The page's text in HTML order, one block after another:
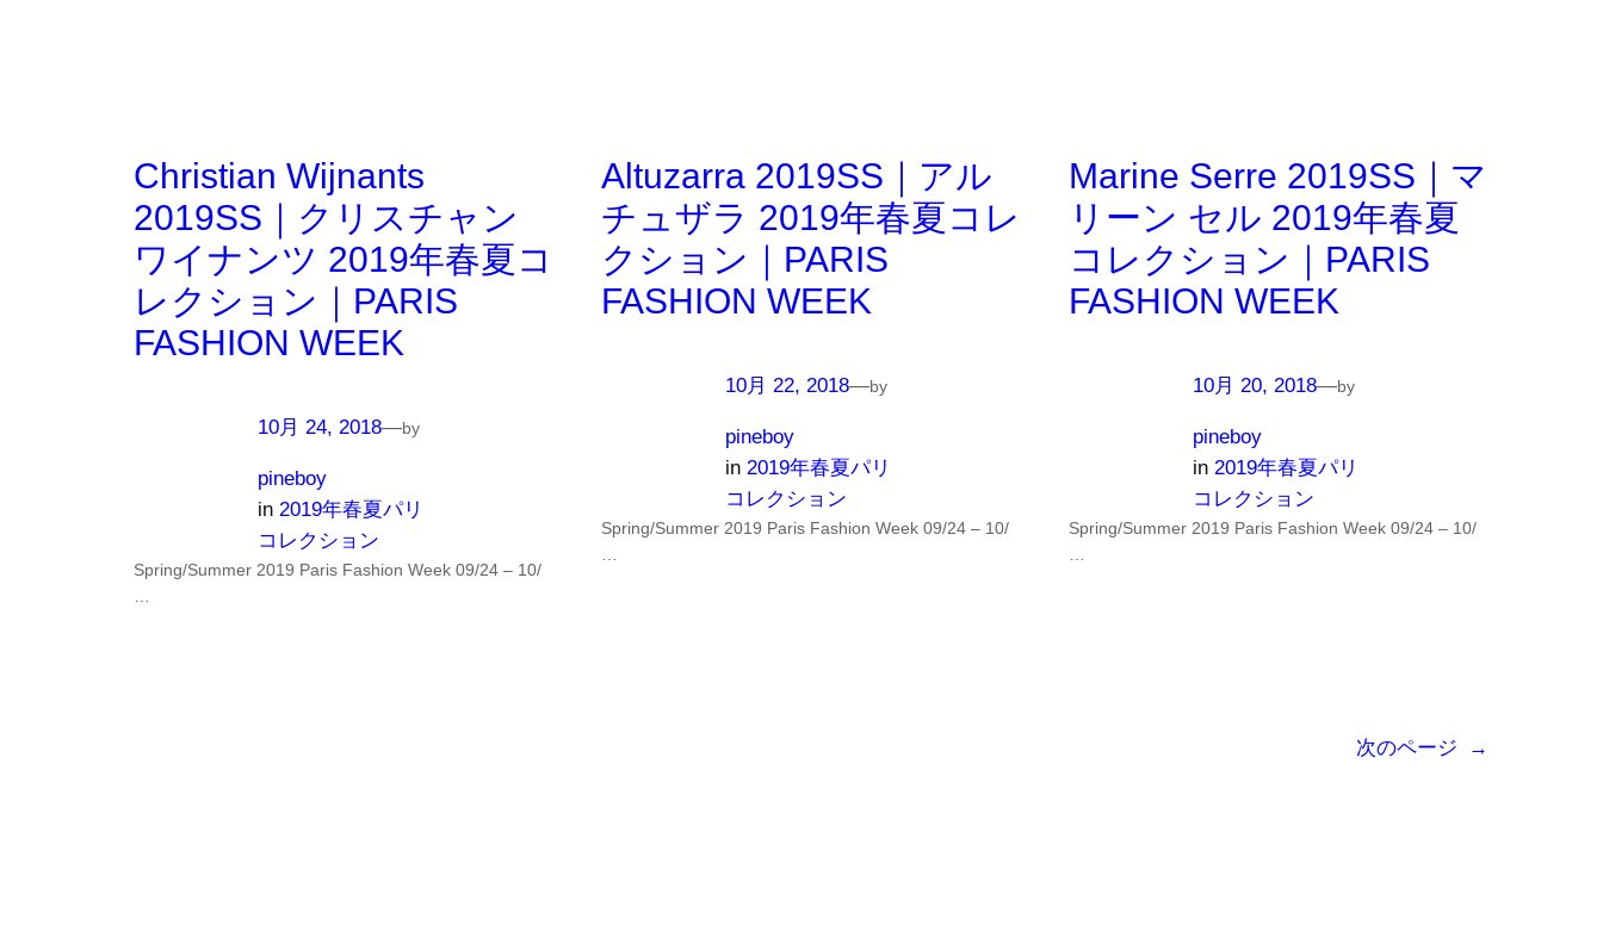
Christian Wijnants
2019SS｜クリスチャン
ワイナンツ 2019年春夏コ
レクション｜PARIS
FASHION WEEK
10月 24, 2018—by
pineboy
in 2019年春夏パリ
コレクション
Spring/Summer 2019 Paris Fashion Week 09/24 – 10/
Altuzarra 2019SS｜アル
チュザラ 2019年春夏コレ
クション｜PARIS
FASHION WEEK
10月 22, 2018—by
pineboy
in 2019年春夏パリ
コレクション
Spring/Summer 2019 Paris Fashion Week 09/24 – 10/
Marine Serre 2019SS｜マ
リーン セル 2019年春夏
コレクション｜PARIS
FASHION WEEK
10月 20, 2018—by
pineboy
in 2019年春夏パリ
コレクション
Spring/Summer 2019 Paris Fashion Week 09/24 – 10/
次のページ →